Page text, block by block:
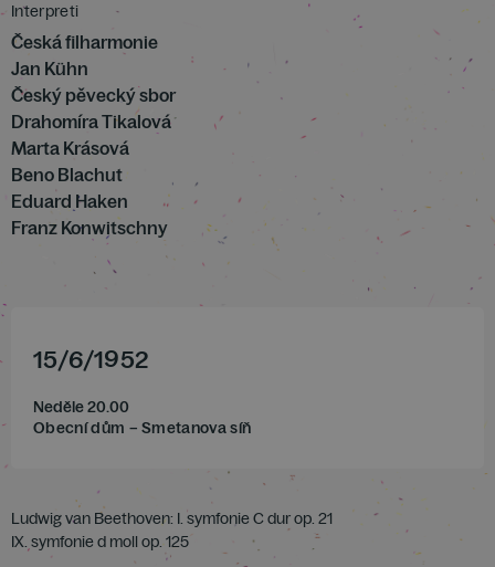
Interpreti
Česká filharmonie
Jan Kühn
Český pěvecký sbor
Drahomíra Tikalová
Marta Krásová
Beno Blachut
Eduard Haken
Franz Konwitschny
15/6/1952
Neděle 20.00
Obecní dům – Smetanova síň
Ludwig van Beethoven: I. symfonie C dur op. 21
IX. symfonie d moll op. 125